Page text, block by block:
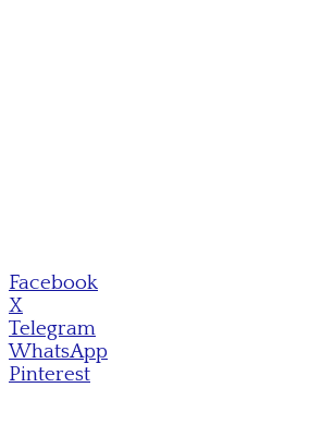
Facebook
X
Telegram
WhatsApp
Pinterest